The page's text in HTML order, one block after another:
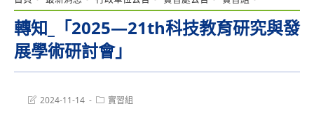
轉知_「2025—21th科技教育研究與發
展學術研討會」
Post2024-11-14
Post實習組